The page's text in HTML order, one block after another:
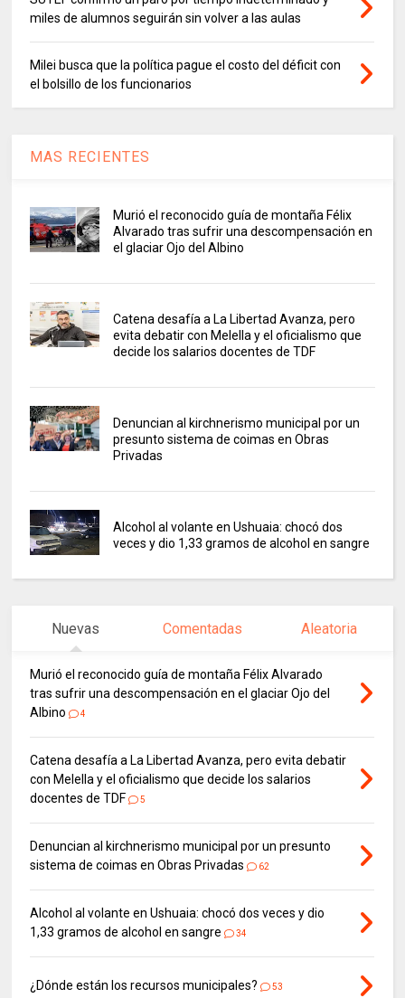
miles de alumnos seguirán sin volver a las aulas
Milei busca que la política pague el costo del déficit con
el bolsillo de los funcionarios
MAS RECIENTES
Murió el reconocido guía de montaña Félix
Alvarado tras sufrir una descompensación en
el glaciar Ojo del Albino
Catena desafía a La Libertad Avanza, pero
evita debatir con Melella y el oficialismo que
decide los salarios docentes de TDF
Denuncian al kirchnerismo municipal por un
presunto sistema de coimas en Obras
Privadas
Alcohol al volante en Ushuaia: chocó dos
veces y dio 1,33 gramos de alcohol en sangre
Nuevas Comentadas Aleatoria
Murió el reconocido guía de montaña Félix Alvarado
tras sufrir una descompensación en el glaciar Ojo del
Albino
4
Catena desafía a La Libertad Avanza, pero evita debatir
con Melella y el oficialismo que decide los salarios
docentes de TDF
5
Denuncian al kirchnerismo municipal por un presunto
sistema de coimas en Obras Privadas
62
Alcohol al volante en Ushuaia: chocó dos veces y dio
1,33 gramos de alcohol en sangre
34
¿Dónde están los recursos municipales? 53